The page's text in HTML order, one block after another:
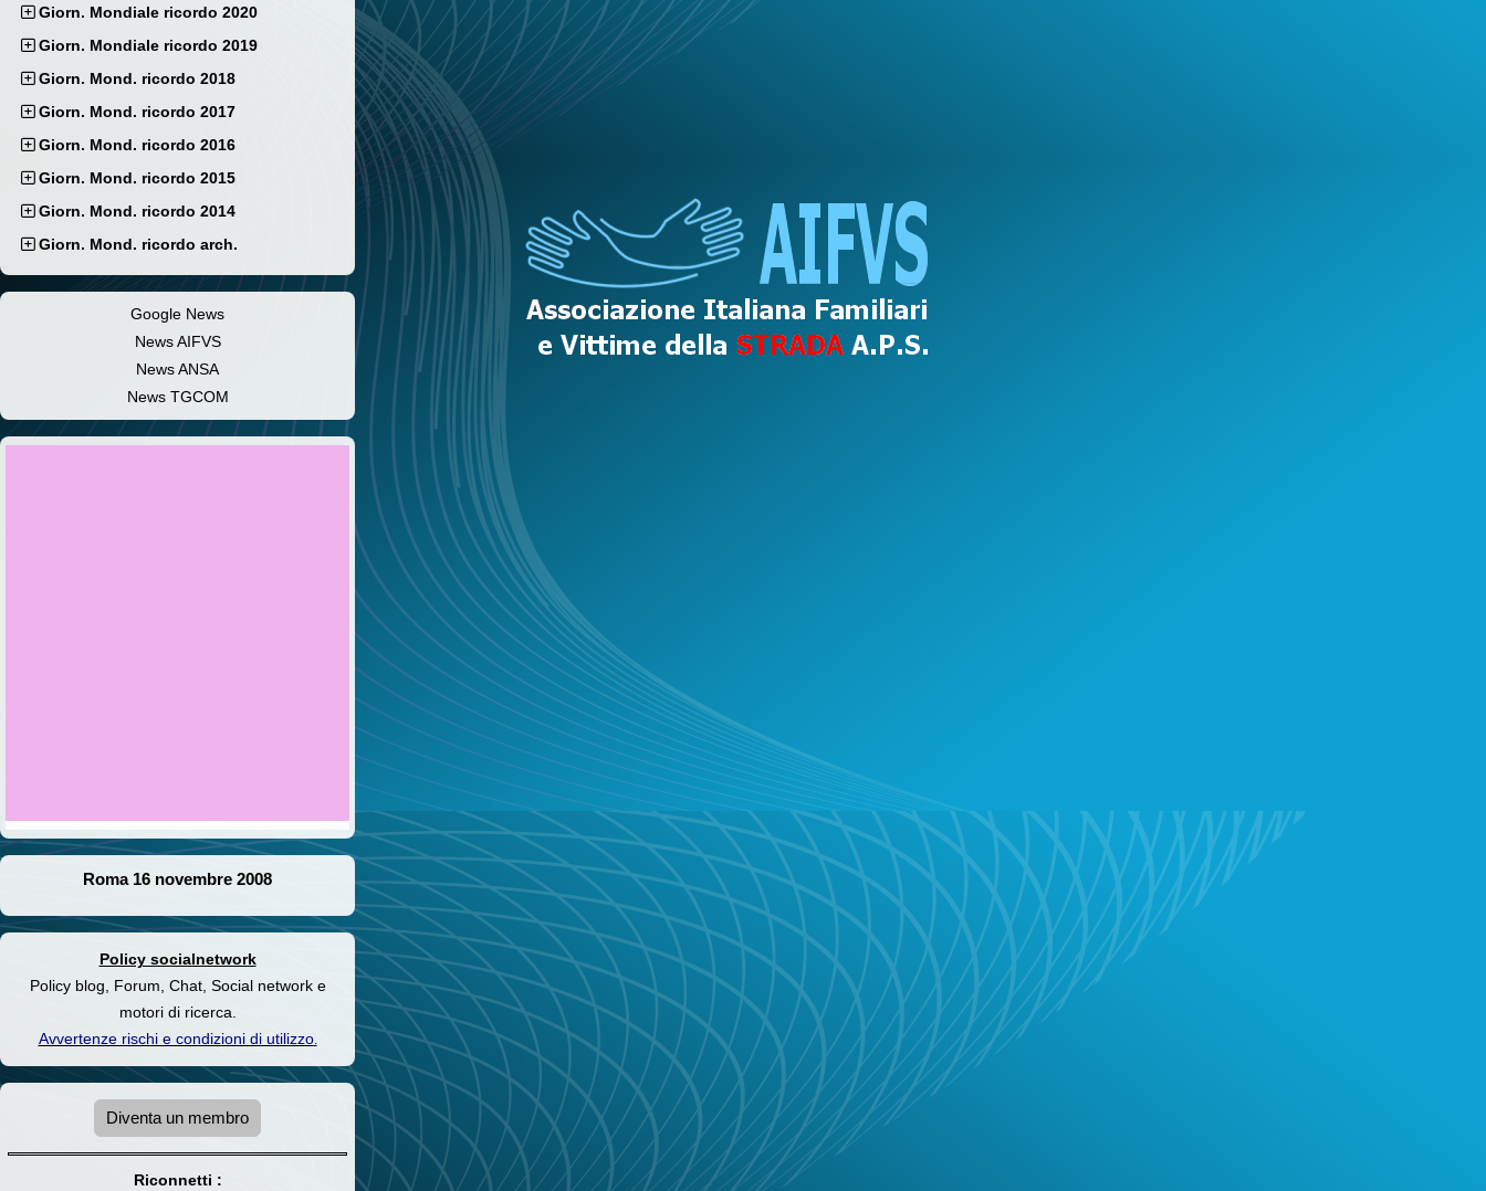
Giorn. Mondiale ricordo 2020
Giorn. Mondiale ricordo 2019
Giorn. Mond. ricordo 2018
Giorn. Mond. ricordo 2017
Giorn. Mond. ricordo 2016
Giorn. Mond. ricordo 2015
Giorn. Mond. ricordo 2014
Giorn. Mond. ricordo arch.
Google News
News AIFVS
News ANSA
News TGCOM
Roma 16 novembre 2008
Policy socialnetwork
Policy blog, Forum, Chat, Social network e
motori di ricerca.
Avvertenze rischi e condizioni di utilizzo.
Diventa un membro
Riconnetti :